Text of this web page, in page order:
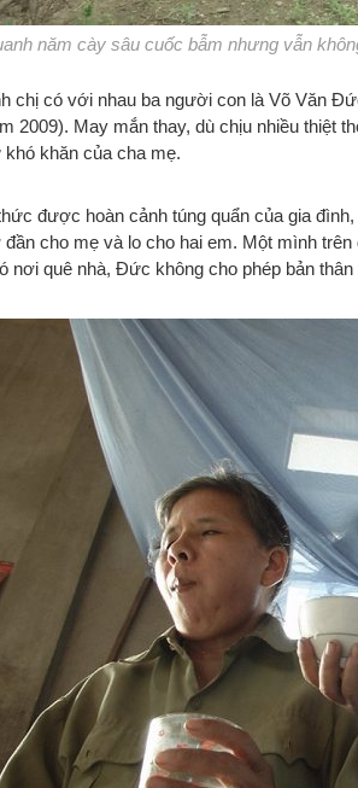
năm cày sâu cuốc bẫm nhưng vẫn
chị có với nhau ba người con là Võ Văn
2009). May mắn thay, dù chịu nhiều thiệt
khó khăn của cha mẹ.
được hoàn cảnh túng quẩn của gia
đần cho mẹ và lo cho hai em. Một mình
nơi quê nhà, Đức không cho phép bản thân